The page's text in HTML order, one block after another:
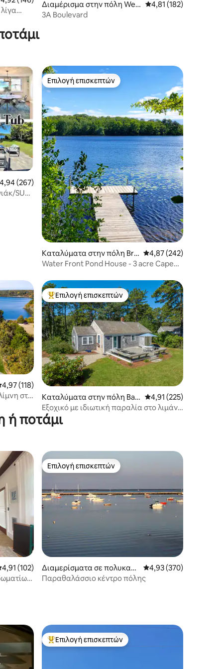
Διαμέρισμα στην πόλη Wellf
leet
Μέση βαθμολογία:
4,81 (182)
3A Boulevard
βαθμολογία: 4,94 στα 5, 267 κριτικές
4,94 (267)
SUP •
Επιλογή επισκεπτών
Επιλογή επισκεπτών
Καταλύματα στην πόλη Bre
wster
Μέση βαθμολογία:
4,87 (242)
Water Front Pond House - 3 acre Cape
βαθμολογία: 4,97 στα 5, 118 κριτικές
4,97 (118)
στο
Κορυφαία επιλογή επισκεπτών
Επιλογή επισκεπτών
Καταλύματα στην πόλη Bar
nstable
Μέση βαθμολογία:
4,91 (225)
Εξοχικό με ιδιωτική παραλία στο λιμάνι
του Hyannis
ή ποτάμι
βαθμολογία: 4,91 στα 5, 102 κριτικές
4,91 (102)
Επιλογή επισκεπτών
Επιλογή επισκεπτών
Διαμερίσματα σε πολυκατο
ικία στην πόλη Provincetow
Μέση βαθμολογία:
4,93 (370)
Παραθαλάσσιο κέντρο πόλης
Κορυφαία επιλογή επισκεπτών
Επιλογή επισκεπτών